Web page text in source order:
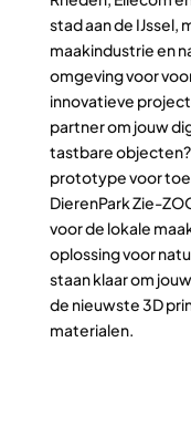
stad aan de IJssel,
maakindustrie en
omgeving voor
innovatieve
partner om jouw
tastbare
prototype voor
DierenPark Zie-
voor de lokale
oplossing voor
staan klaar om
de nieuwste 3D
materialen.